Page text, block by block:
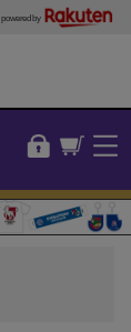
powered by